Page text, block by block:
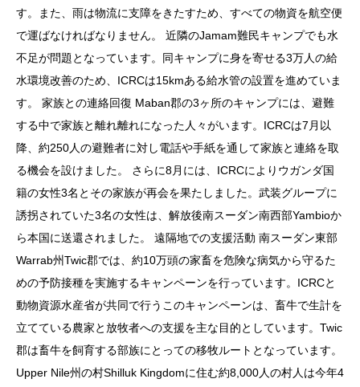
す。また、雨は物流に支障をきたすため、すべての物資を航空便
で運ばなければなりません。
近隣のJamam難民キャンプでも水
不足が問題となっています。同キャンプに身を寄せる3万人の給
水環境改善のため、ICRCは15kmある給水管の設置を進めていま
す。
家族との連絡回復 Maban郡の3ヶ所のキャンプには、避難
する中で家族と離れ離れになった人々がいます。ICRCは7月以
降、約250人の避難者に対し電話や手紙を通して家族と連絡を取
る機会を設けました。
さらに8月には、ICRCによりウガンダ国
籍の女性3名とその家族が再会を果たしました。武装グループに
誘拐されていた3名の女性は、解放後南スーダン南西部Yambioか
ら本国に送還されました。
遠隔地での支援活動 南スーダン東部
Warrab州Twic郡では、約10万頭の家畜を危険な病気から守るた
めの予防接種を実施するキャンペーンを行っています。ICRCと
動物資源水産省が共同で行うこのキャンペーンは、畜牛で生計を
立てている農家と放牧者への支援を主な目的としています。Twic
郡は畜牛を飼育する部族にとっての移牧ルートとなっています。
Upper Nile州の村Shilluk Kingdomに住む約8,000人の村人は今年4